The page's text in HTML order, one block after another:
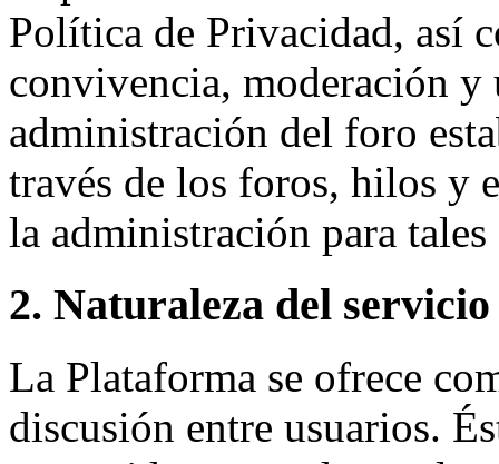
Política de Privacidad, así
convivencia, moderación y
administración del foro
través de los foros, hilos y
la administración para
2. Naturaleza del servicio
La Plataforma se ofrece
discusión entre usuarios.